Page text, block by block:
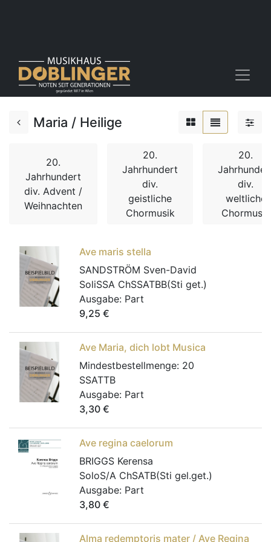
Maria / Heilige
20.
Jahrhundert
div. Advent /
Weihnachten
20.
Jahrhundert
div.
geistliche
Chormusik
20.
div.
weltliche
Chormusik
Ave maris stella
SANDSTRÖM Sven-David
SoliSSA ChSSATBB(Sti get.)
Ausgabe: Part
9,25 €
Ave Maria, dich lobt Musica
Mindestbestellmenge: 20
SSATTB
Ausgabe: Part
3,30 €
Ave regina caelorum
BRIGGS Kerensa
SoloS/A ChSATB(Sti gel.get.)
Ausgabe: Part
3,80 €
Alma redemptoris mater / Ave Regina